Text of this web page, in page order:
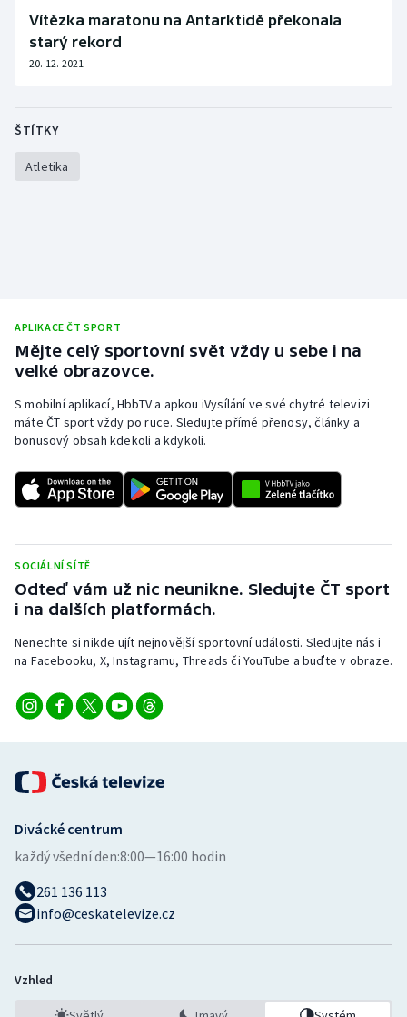
Krasobruslení
Lezení
Plážový volejbal
Ragby
Rychlobruslení
Rychlostní kanoistika
Sportovní střelba
Triatlon
Veslování
Volejbal
Vítězka maratonu na Antarktidě překonala
starý rekord
20. 12. 2021
ŠTÍTKY
Atletika
APLIKACE ČT SPORT
Mějte celý sportovní svět vždy u sebe i na
velké obrazovce.
S mobilní aplikací, HbbTV a apkou iVysílání ve své chytré televizi
máte ČT sport vždy po ruce. Sledujte přímé přenosy, články a
bonusový obsah kdekoli a kdykoli.
SOCIÁLNÍ SÍTĚ
Odteď vám už nic neunikne. Sledujte ČT sport
i na dalších platformách.
Nenechte si nikde ujít nejnovější sportovní události. Sledujte nás i
na Facebooku, X, Instagramu, Threads či YouTube a buďte v obraze.
Divácké centrum
každý všední den:8:00—16:00 hodin
261 136 113
info@ceskatelevize.cz
Vzhled